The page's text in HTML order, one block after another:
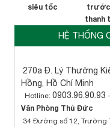
siêu tốc
trước
thanh
HỆ THỐNG
270a Đ. Lý Thường
Hồng, Hồ Chí Minh
Hotline: 0903.96.90.93
Văn Phòng Thủ Đức
34 Đường số 12, Trường